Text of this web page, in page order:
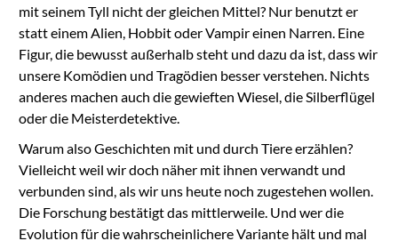
mit seinem Tyll nicht der gleichen Mittel? Nur benutzt er
statt einem Alien, Hobbit oder Vampir einen Narren. Eine
Figur, die bewusst außerhalb steht und dazu da ist, dass wir
unsere Komödien und Tragödien besser verstehen. Nichts
anderes machen auch die gewieften Wiesel, die Silberflügel
oder die Meisterdetektive.
Warum also Geschichten mit und durch Tiere erzählen?
Vielleicht weil wir doch näher mit ihnen verwandt und
verbunden sind, als wir uns heute noch zugestehen wollen.
Die Forschung bestätigt das mittlerweile. Und wer die
Evolution für die wahrscheinlichere Variante hält und mal